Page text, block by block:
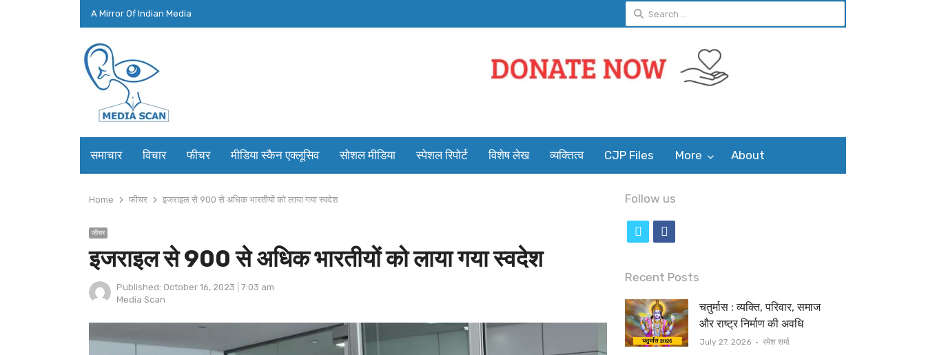
A Mirror Of Indian Media
Search
for:
समाचार विचार फीचर मीडिया स्कैन एक्लूसिव सोशल मीडिया स्पेशल रिपोर्ट विशेष लेख व्यक्तित्व CJP Files More About
Home फीचर इजराइल से 900 से अधिक भारतीयों को लाया गया स्वदेश
फीचर
इजराइल से 900 से अधिक भारतीयों को लाया गया स्वदेश
Published: October 16, 2023
7:03 am
Author
Media Scan
Follow us
i
t
t
e
c
e
b
o
Recent Posts
चतुर्मास : व्यक्ति, परिवार, समाज
और राष्ट्र निर्माण की अवधि
July 27, 2026 Author
रमेश शर्मा